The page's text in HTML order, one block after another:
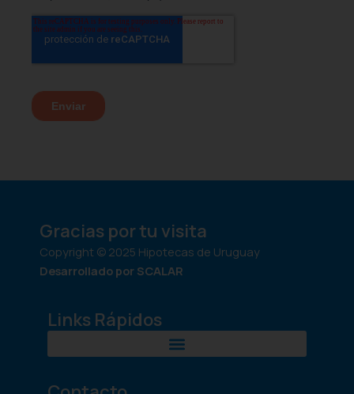
Gracias por tu visita
Copyright © 2025 Hipotecas de Uruguay
Desarrollado por SCALAR
Links Rápidos